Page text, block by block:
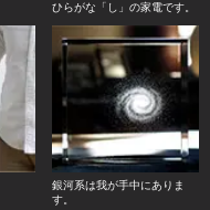
ひらがな「し」の家電です。
銀河系は我が手中にありま
す。